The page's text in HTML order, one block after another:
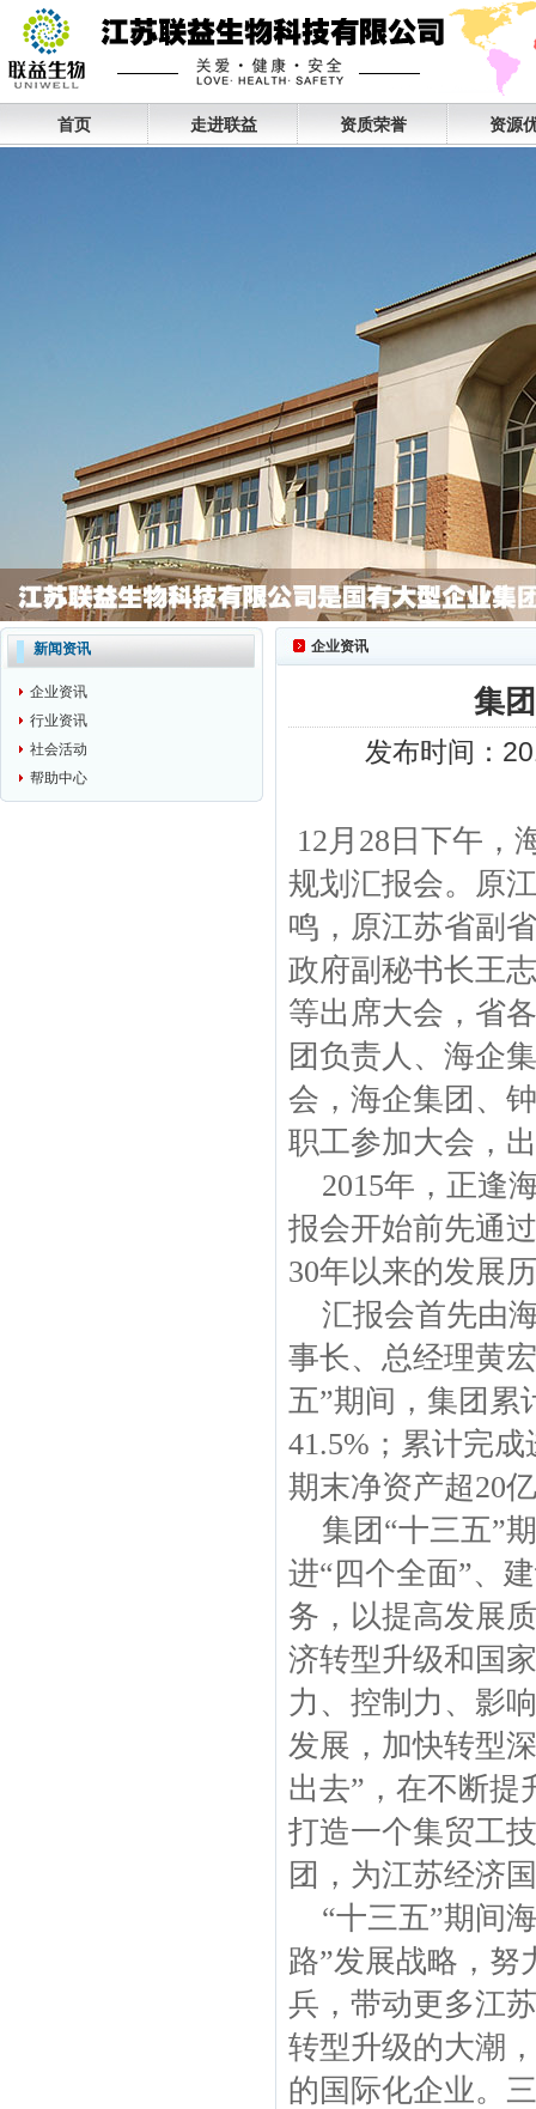
首页 走进联益 资质荣誉 资源
新闻资讯
企业资讯
行业资讯
社会活动
帮助中心
企业资讯
集
发布时间：
12月28日下午，
规划汇报会。原
鸣，原江苏省副
政府副秘书长王
等出席大会，省
团负责人、海企
会，海企集团、
职工参加大会，
2015年，正逢
报会开始前先通
30年以来的发展
汇报会首先由
事长、总经理黄
五”期间，集团累
41.5%；累计完
期末净资产超20
集团“十三五”
进“四个全面”、
务，以提高发展
济转型升级和国
力、控制力、影
发展，加快转型
出去”，在不断提
打造一个集贸工
团，为江苏经济
“十三五”期间
路”发展战略，努
兵，带动更多江
转型升级的大潮
的国际化企业。